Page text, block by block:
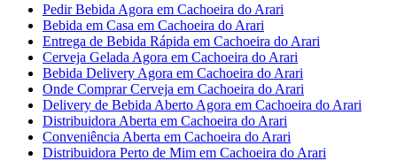
Pedir Bebida Agora em Cachoeira do Arari
Bebida em Casa em Cachoeira do Arari
Entrega de Bebida Rápida em Cachoeira do Arari
Cerveja Gelada Agora em Cachoeira do Arari
Bebida Delivery Agora em Cachoeira do Arari
Onde Comprar Cerveja em Cachoeira do Arari
Delivery de Bebida Aberto Agora em Cachoeira do Arari
Distribuidora Aberta em Cachoeira do Arari
Conveniência Aberta em Cachoeira do Arari
Distribuidora Perto de Mim em Cachoeira do Arari